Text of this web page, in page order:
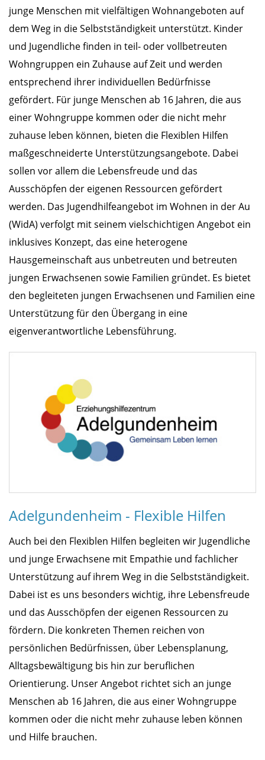
junge Menschen mit vielfältigen Wohnangeboten auf
dem Weg in die Selbstständigkeit unterstützt. Kinder
und Jugendliche finden in teil- oder vollbetreuten
Wohngruppen ein Zuhause auf Zeit und werden
entsprechend ihrer individuellen Bedürfnisse
gefördert. Für junge Menschen ab 16 Jahren, die aus
einer Wohngruppe kommen oder die nicht mehr
zuhause leben können, bieten die Flexiblen Hilfen
maßgeschneiderte Unterstützungsangebote. Dabei
sollen vor allem die Lebensfreude und das
Ausschöpfen der eigenen Ressourcen gefördert
werden. Das Jugendhilfeangebot im Wohnen in der Au
(WidA) verfolgt mit seinem vielschichtigen Angebot ein
inklusives Konzept, das eine heterogene
Hausgemeinschaft aus unbetreuten und betreuten
jungen Erwachsenen sowie Familien gründet. Es bietet
den begleiteten jungen Erwachsenen und Familien eine
Unterstützung für den Übergang in eine
eigenverantwortliche Lebensführung.
Adelgundenheim - Flexible Hilfen
Auch bei den Flexiblen Hilfen begleiten wir Jugendliche
und junge Erwachsene mit Empathie und fachlicher
Unterstützung auf ihrem Weg in die Selbstständigkeit.
Dabei ist es uns besonders wichtig, ihre Lebensfreude
und das Ausschöpfen der eigenen Ressourcen zu
fördern. Die konkreten Themen reichen von
persönlichen Bedürfnissen, über Lebensplanung,
Alltagsbewältigung bis hin zur beruflichen
Orientierung. Unser Angebot richtet sich an junge
Menschen ab 16 Jahren, die aus einer Wohngruppe
kommen oder die nicht mehr zuhause leben können
und Hilfe brauchen.